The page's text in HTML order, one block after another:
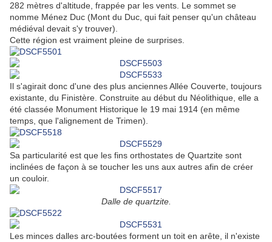
282 mètres d'altitude, frappée par les vents. Le sommet se
nomme Ménez Duc (Mont du Duc, qui fait penser qu'un château
médiéval devait s'y trouver).
Cette région est vraiment pleine de surprises.
Il s'agirait donc d'une des plus anciennes Allée Couverte, toujours
existante, du Finistère. Construite au début du Néolithique, elle a
été classée Monument Historique le 19 mai 1914 (en même
temps, que l'alignement de Trimen).
Sa particularité est que les fins orthostates de Quartzite sont
inclinées de façon à se toucher les uns aux autres afin de créer
un couloir.
Dalle de quartzite.
Les minces dalles arc-boutées forment un toit en arête, il n'existe